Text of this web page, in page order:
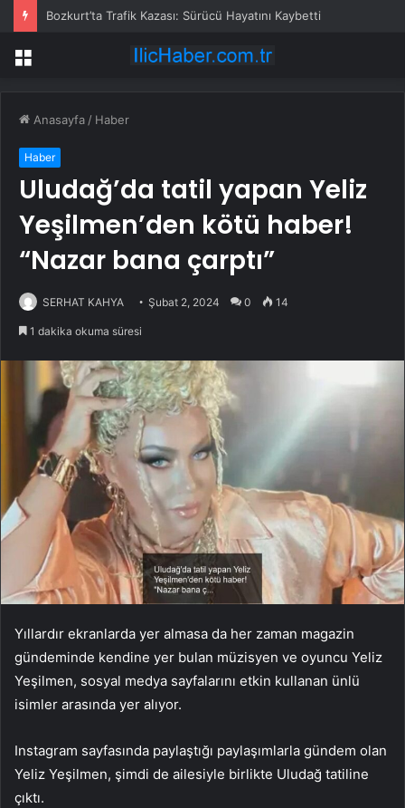
Bozkurt’ta Trafik Kazası: Sürücü Hayatını Kaybetti
Menü
Anasayfa / Haber
Haber
Uludağ’da tatil yapan Yeliz
Yeşilmen’den kötü haber!
“Nazar bana çarptı”
SERHAT KAHYA Şubat 2, 2024 0 14
1 dakika okuma süresi
Yıllardır ekranlarda yer almasa da her zaman magazin
gündeminde kendine yer bulan müzisyen ve oyuncu Yeliz
Yeşilmen, sosyal medya sayfalarını etkin kullanan ünlü
isimler arasında yer alıyor.
Instagram sayfasında paylaştığı paylaşımlarla gündem olan
Yeliz Yeşilmen, şimdi de ailesiyle birlikte Uludağ tatiline
çıktı.